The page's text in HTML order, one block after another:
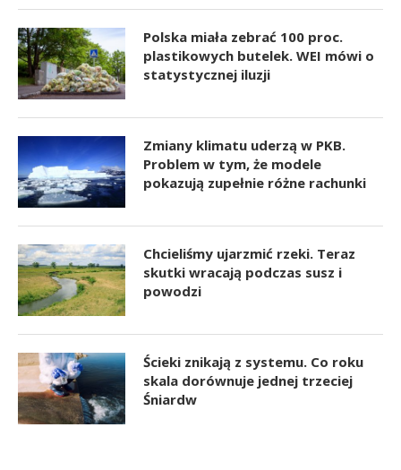
Polska miała zebrać 100 proc.
plastikowych butelek. WEI mówi o
statystycznej iluzji
Zmiany klimatu uderzą w PKB.
Problem w tym, że modele
pokazują zupełnie różne rachunki
Chcieliśmy ujarzmić rzeki. Teraz
skutki wracają podczas susz i
powodzi
Ścieki znikają z systemu. Co roku
skala dorównuje jednej trzeciej
Śniardw